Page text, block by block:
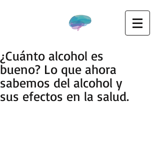
¿Cuánto alcohol es
bueno? Lo que ahora
sabemos del alcohol y
sus efectos en la salud.